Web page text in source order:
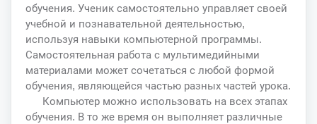
обучения. Ученик самостоятельно управляет своей
учебной и познавательной деятельностью,
используя навыки компьютерной программы.
Самостоятельная работа с мультимедийными
материалами может сочетаться с любой формой
обучения, являющейся частью разных частей урока.
Компьютер можно использовать на всех этапах
обучения. В то же время он выполняет различные